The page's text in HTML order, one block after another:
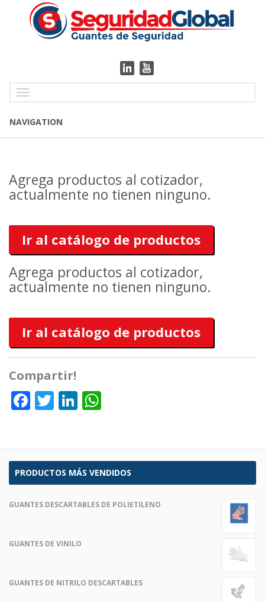
NAVIGATION
Agrega productos al cotizador,
actualmente no tienen ninguno.
Ir al catálogo de productos
Agrega productos al cotizador,
actualmente no tienen ninguno.
Ir al catálogo de productos
Compartir!
Facebook
TwitterLinkedIn
PRODUCTOS MÁS VENDIDOS
GUANTES DESCARTABLES DE POLIETILENO
GUANTES DE VINILO
GUANTES DE NITRILO DESCARTABLES